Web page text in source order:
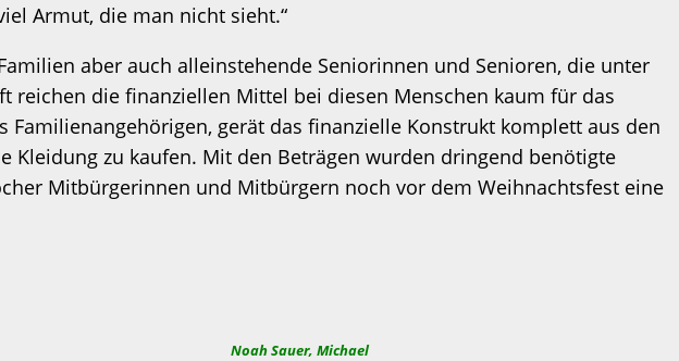
Armut, die man nicht sieht.“
aber auch alleinstehende Seniorinnen und Senioren, die unter
die finanziellen Mittel bei diesen Menschen kaum für das
gerät das finanzielle Konstrukt komplett aus den
Kleidung zu kaufen. Mit den Beträgen wurden dringend benötigte
Mitbürgerinnen und Mitbürgern noch vor dem Weihnachtsfest eine
Sauer, Michael